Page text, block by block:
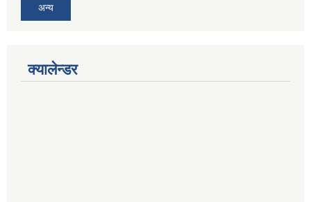
अन्य
क्यालेन्डर